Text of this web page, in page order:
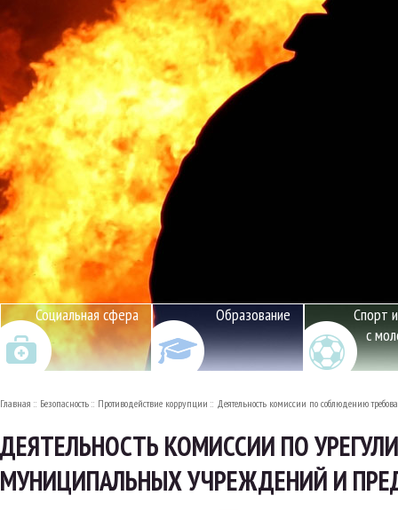
Социальная сфера Образование
Спорт
с
Главная Безопасность Противодействие коррупции Деятельность комиссии по соблюдению
ДЕЯТЕЛЬНОСТЬ КОМИССИИ ПО
МУНИЦИПАЛЬНЫХ УЧРЕЖДЕНИЙ И